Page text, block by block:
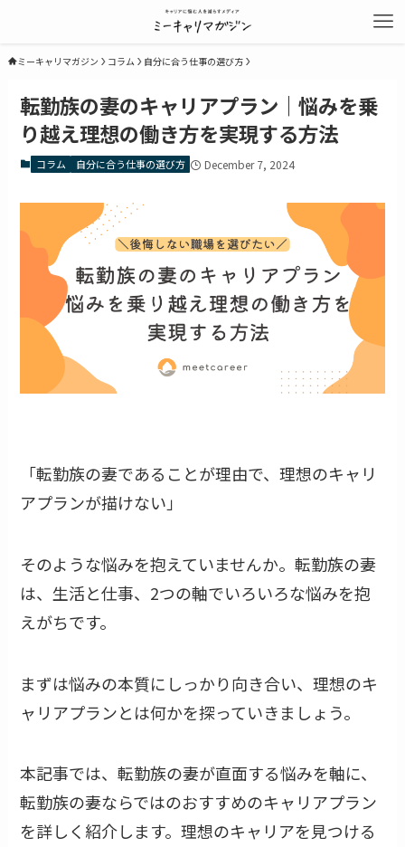
ミーキャリマガジン コラム 自分に合う仕事の選び方
転勤族の妻のキャリアプラン｜悩みを乗
り越え理想の働き方を実現する方法
コラム 自分に合う仕事の選び方 December 7, 2024
「転勤族の妻であることが理由で、理想のキャリ
アプランが描けない」
そのような悩みを抱えていませんか。転勤族の妻
は、生活と仕事、2つの軸でいろいろな悩みを抱
えがちです。
まずは悩みの本質にしっかり向き合い、理想のキ
ャリアプランとは何かを探っていきましょう。
本記事では、転勤族の妻が直面する悩みを軸に、
転勤族の妻ならではのおすすめのキャリアプラン
を詳しく紹介します。理想のキャリアを見つける